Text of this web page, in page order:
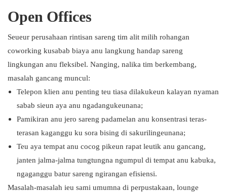
Open Offices
Seueur perusahaan rintisan sareng tim alit milih rohangan
coworking kusabab biaya anu langkung handap sareng
lingkungan anu fleksibel. Nanging, nalika tim berkembang,
masalah gancang muncul:
Telepon klien anu penting teu tiasa dilakukeun kalayan nyaman
sabab sieun aya anu ngadangukeunana;
Pamikiran anu jero sareng padamelan anu konsentrasi teras-
terasan kaganggu ku sora bising di sakurilingeunana;
Teu aya tempat anu cocog pikeun rapat leutik anu gancang,
janten jalma-jalma tungtungna ngumpul di tempat anu kabuka,
ngaganggu batur sareng ngirangan efisiensi.
Masalah-masalah ieu sami umumna di perpustakaan, lounge